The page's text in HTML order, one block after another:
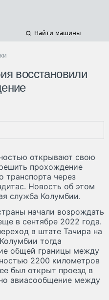
Найти машины
восстановили
открывают свою
прохождение
транспорта через
Новость об этом
служба Колумбии.
начали возрождать
в сентябре 2022 года.
в штате Тачира на
тогда
общей границы между
2200 километров
был открыт проезд в
авиасообщение между